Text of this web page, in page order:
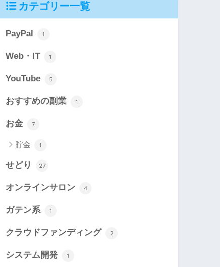
カテゴリー一覧
PayPal 1
Web・IT 1
YouTube 5
おすすめの副業 1
お金 7
貯金 1
せどり 27
オンラインサロン 4
ガテン系 1
クラウドファンディング 2
システム開発 1